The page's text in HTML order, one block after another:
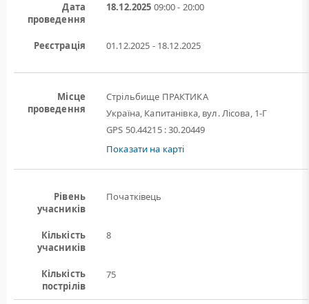
Дата
проведення
18.12.2025 09:00 - 20:00
Реєстрація 01.12.2025 - 18.12.2025
Місце
проведення
Стрільбище ПРАКТИКА
Україна, Капитанівка, вул. Лісова, 1-Г
GPS 50.44215 : 30.20449
Показати на карті
Рівень
учасників
Початківець
Кількість
учасників
8
Кількість
пострілів
75